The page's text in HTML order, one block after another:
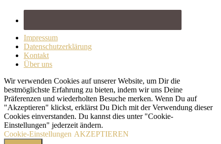
Impressum
Datenschutzerklärung
Kontakt
Über uns
Wir verwenden Cookies auf unserer Website, um Dir die
bestmöglichste Erfahrung zu bieten, indem wir uns Deine
Präferenzen und wiederholten Besuche merken. Wenn Du auf
"Akzeptieren" klickst, erklärst Du Dich mit der Verwendung dieser
Cookies einverstanden. Du kannst dies unter "Cookie-
Einstellungen" jederzeit ändern.
Cookie-Einstellungen AKZEPTIEREN